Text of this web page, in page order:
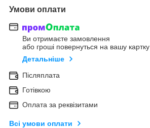
Умови оплати
Ви отримаєте замовлення
або гроші повернуться на вашу картку
Детальніше
Післяплата
Готівкою
Оплата за реквізитами
Всі умови оплати